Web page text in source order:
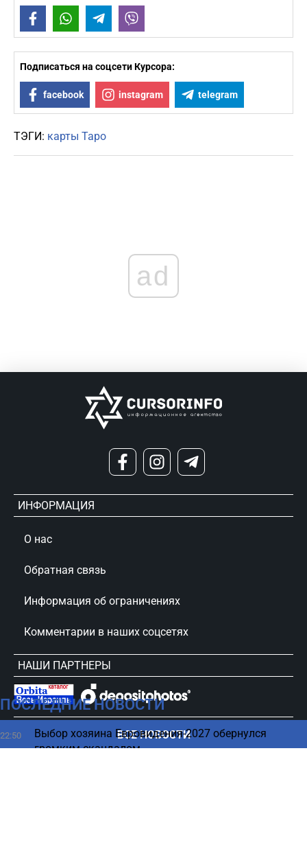
FacebookWhatsAppTelegram
Подписаться на соцсети Курсора:
facebook instagram telegram
ТЭГИ: карты Таро
ПОСЛЕДНИЕ НОВОСТИ
22:50
Выбор хозяина Евровидения-2027 обернулся
громким скандалом
ВСЕ НОВОСТИ
ad
ИНФОРМАЦИЯ
О нас
Обратная связь
Информация об ограничениях
Комментарии в наших соцсетях
НАШИ ПАРТНЕРЫ
сursorinfo.co.il © Все права защищены